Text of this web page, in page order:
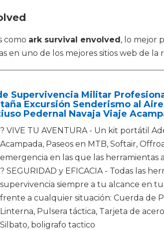
como ark survival envolved, lo mejor
en uno de los mejores sitios web de la
Supervivencia Militar
Excursión Senderismo al
Pedernal Navaja Viaje
? VIVE TU AVENTURA - Un kit portátil
Acampada, Paseos en MTB, Softair,
emergencia en las que las herramientas
? SEGURIDAD y EFICACIA - Todas las
supervivencia siempre a tu alcance en
frente a cualquier situación: Cuerda de
Linterna, Pulsera táctica, Tarjeta de
Silbato, boligrafo tactico